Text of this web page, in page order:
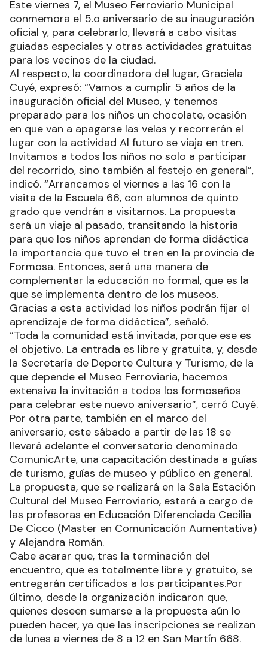
Este viernes 7, el Museo Ferroviario Municipal
conmemora el 5.o aniversario de su inauguración
oficial y, para celebrarlo, llevará a cabo visitas
guiadas especiales y otras actividades gratuitas
para los vecinos de la ciudad.
Al respecto, la coordinadora del lugar, Graciela
Cuyé, expresó: “Vamos a cumplir 5 años de la
inauguración oficial del Museo, y tenemos
preparado para los niños un chocolate, ocasión
en que van a apagarse las velas y recorrerán el
lugar con la actividad Al futuro se viaja en tren.
Invitamos a todos los niños no solo a participar
del recorrido, sino también al festejo en general”,
indicó. “Arrancamos el viernes a las 16 con la
visita de la Escuela 66, con alumnos de quinto
grado que vendrán a visitarnos. La propuesta
será un viaje al pasado, transitando la historia
para que los niños aprendan de forma didáctica
la importancia que tuvo el tren en la provincia de
Formosa. Entonces, será una manera de
complementar la educación no formal, que es la
que se implementa dentro de los museos.
Gracias a esta actividad los niños podrán fijar el
aprendizaje de forma didáctica”, señaló.
“Toda la comunidad está invitada, porque ese es
el objetivo. La entrada es libre y gratuita, y, desde
la Secretaría de Deporte Cultura y Turismo, de la
que depende el Museo Ferroviaria, hacemos
extensiva la invitación a todos los formoseños
para celebrar este nuevo aniversario”, cerró Cuyé.
Por otra parte, también en el marco del
aniversario, este sábado a partir de las 18 se
llevará adelante el conversatorio denominado
ComunicArte, una capacitación destinada a guías
de turismo, guías de museo y público en general.
La propuesta, que se realizará en la Sala Estación
Cultural del Museo Ferroviario, estará a cargo de
las profesoras en Educación Diferenciada Cecilia
De Cicco (Master en Comunicación Aumentativa)
y Alejandra Román.
Cabe acarar que, tras la terminación del
encuentro, que es totalmente libre y gratuito, se
entregarán certificados a los participantes.Por
último, desde la organización indicaron que,
quienes deseen sumarse a la propuesta aún lo
pueden hacer, ya que las inscripciones se realizan
de lunes a viernes de 8 a 12 en San Martín 668.